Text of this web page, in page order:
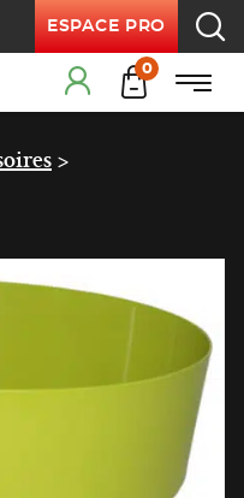
ESPACE PRO
Recherche
Menu principal
Menu
Cart
0
Products
>